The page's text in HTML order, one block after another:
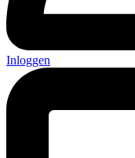
Inloggen